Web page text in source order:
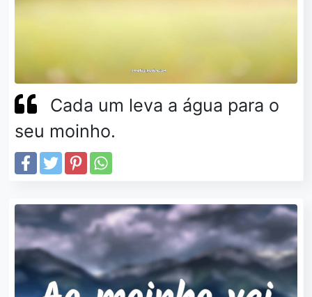
Cada um leva a água para o
seu moinho.